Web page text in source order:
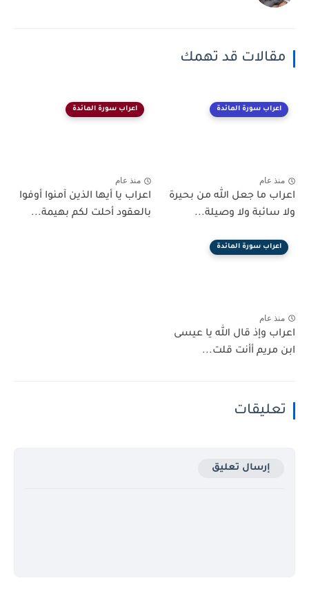
مقالات قد تهمك
اعراب سورة المائدة
منذ عام
اعراب ما جعل الله من بحيرة
ولا سائبة ولا وصيلة...
اعراب سورة المائدة
منذ عام
اعراب يا أيها الذين آمنوا أوفوا
بالعقود أحلت لكم بهيمة...
اعراب سورة المائدة
منذ عام
اعراب وإذ قال الله يا عيسى
ابن مريم أأنت قلت...
تعليقات
إرسال تعليق